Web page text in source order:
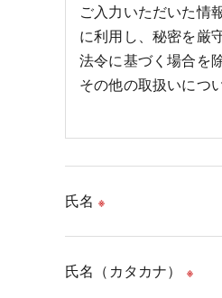
ご入力いただいた情
に利用し、秘密を厳
法令に基づく場合を
その他の取扱いにつ
氏名 ※
氏名（カタカナ） ※